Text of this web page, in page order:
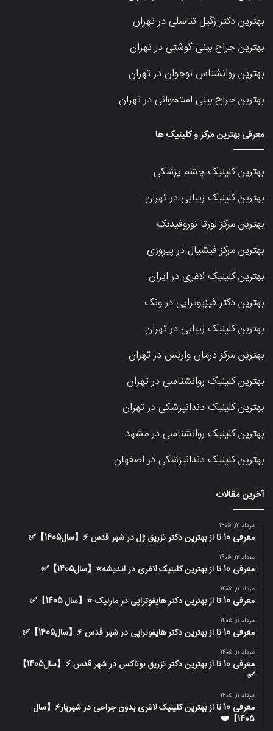
بهترین دکتر زگیل تناسلی در تهران
بهترین جراح بینی گوشتی در تهران
بهترین روانشناس نوجوان در تهران
بهترین جراح بینی استخوانی در تهران
معرفی بهترین مرکز و کلینیک ها
بهترین کلینیک چشم پزشکی
بهترین کلینیک زیبایی در تهران
بهترین مرکز لورتا نوروفیدبک
بهترین مرکز فیشیال در پیروزی
بهترین کلینیک لاغری در ایران
بهترین دکتر فیزیوتراپی در ونک
بهترین کلینیک زیبایی در تهران
بهترین مرکز درمان واریس در تهران
بهترین کلینیک روانشناسی در تهران
بهترین کلینیک دندانپزشکی در تهران
بهترین کلینیک روانشناسی در مشهد
بهترین کلینیک دندانپزشکی در اصفهان
آخرین مقالات
مرداد 12, 1405
معرفی 10 تا از بهترین دکتر تزریق ژل در شهر قدس ⚡️【سال1405】✅
مرداد 12, 1405
معرفی 10 تا از بهترین کلینیک لاغری در اندیشه⭐【سال1405】✅
مرداد 11, 1405
معرفی 10 تا از بهترین دکتر هایفوتراپی در مارلیک ⭐【سال 1405】✅
مرداد 11, 1405
معرفی 10 تا از بهترین دکتر هایفوتراپی در شهر قدس ⚡️【سال1405】✅
مرداد 11, 1405
معرفی 10 تا از بهترین دکتر تزریق بوتاکس در شهر قدس ⚡️【سال1405】
✅
مرداد 11, 1405
معرفی 10 تا از بهترین کلینیک لاغری بدون جراحی در شهریار⚡【سال
1405】❤️